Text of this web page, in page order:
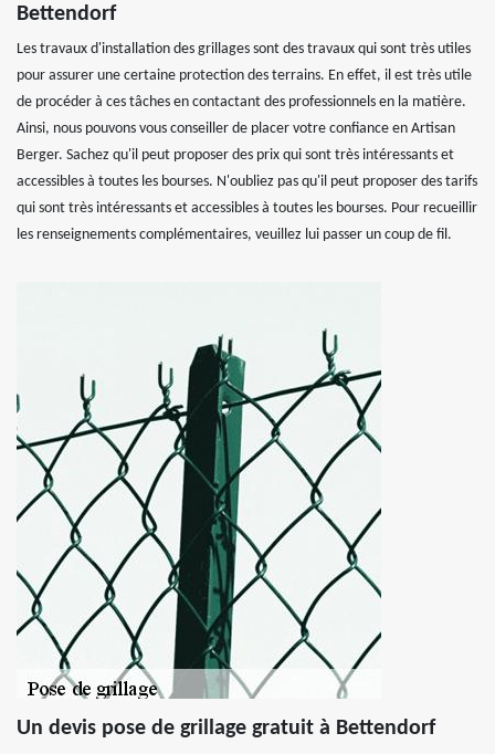
Bettendorf
Les travaux d'installation des grillages sont des travaux qui sont très utiles
pour assurer une certaine protection des terrains. En effet, il est très utile
de procéder à ces tâches en contactant des professionnels en la matière.
Ainsi, nous pouvons vous conseiller de placer votre confiance en Artisan
Berger. Sachez qu'il peut proposer des prix qui sont très intéressants et
accessibles à toutes les bourses. N'oubliez pas qu'il peut proposer des tarifs
qui sont très intéressants et accessibles à toutes les bourses. Pour recueillir
les renseignements complémentaires, veuillez lui passer un coup de fil.
Un devis pose de grillage gratuit à Bettendorf